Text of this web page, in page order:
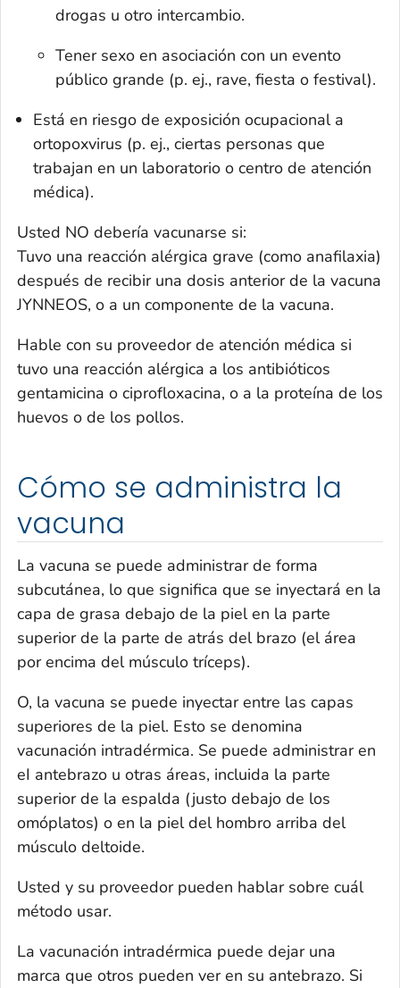
drogas u otro intercambio.
Tener sexo en asociación con un evento
público grande (p. ej., rave, fiesta o festival).
Está en riesgo de exposición ocupacional a
ortopoxvirus (p. ej., ciertas personas que
trabajan en un laboratorio o centro de atención
médica).
Usted NO debería vacunarse si:
Tuvo una reacción alérgica grave (como anafilaxia)
después de recibir una dosis anterior de la vacuna
JYNNEOS, o a un componente de la vacuna.
Hable con su proveedor de atención médica si
tuvo una reacción alérgica a los antibióticos
gentamicina o ciprofloxacina, o a la proteína de los
huevos o de los pollos.
Cómo se administra la
vacuna
La vacuna se puede administrar de forma
subcutánea, lo que significa que se inyectará en la
capa de grasa debajo de la piel en la parte
superior de la parte de atrás del brazo (el área
por encima del músculo tríceps).
O, la vacuna se puede inyectar entre las capas
superiores de la piel. Esto se denomina
vacunación intradérmica. Se puede administrar en
eI antebrazo u otras áreas, incluida la parte
superior de la espalda (justo debajo de los
omóplatos) o en la piel del hombro arriba del
músculo deltoide.
Usted y su proveedor pueden hablar sobre cuál
método usar.
La vacunación intradérmica puede dejar una
marca que otros pueden ver en su antebrazo. Si